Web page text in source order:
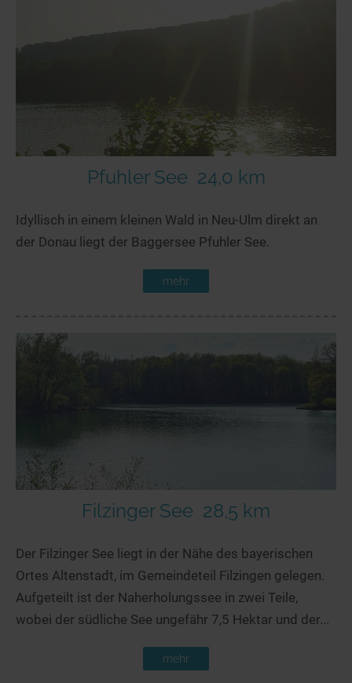
Pfuhler See 24,0 km
Idyllisch in einem kleinen Wald in Neu-Ulm direkt an
der Donau liegt der Baggersee Pfuhler See.
mehr
Filzinger See 28,5 km
Der Filzinger See liegt in der Nähe des bayerischen
Ortes Altenstadt, im Gemeindeteil Filzingen gelegen.
Aufgeteilt ist der Naherholungssee in zwei Teile,
wobei der südliche See ungefähr 7,5 Hektar und der...
mehr